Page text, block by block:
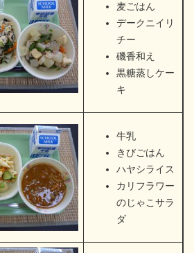
麦ごはん
デークニイリ
チー
磯香和え
黒糖蒸しケー
キ
牛乳
きびごはん
ハヤシライス
カリフラワー
のじゃこサラ
ダ